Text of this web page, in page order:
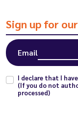
Sign up for
Email
I declare that I
(If you do not
processed)